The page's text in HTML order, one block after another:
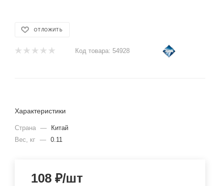
ОТЛОЖИТЬ
Код товара: 54928
Характеристики
Страна —
Китай
Вес, кг — 0.11
108 ₽/шт